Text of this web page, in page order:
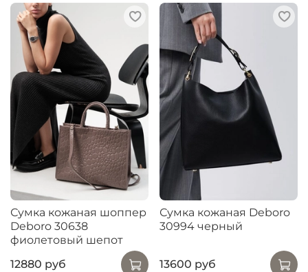
Сумка кожаная шоппер
Deboro 30638
фиолетовый шепот
12880 руб
Сумка кожаная Deboro
30994 черный
13600 руб